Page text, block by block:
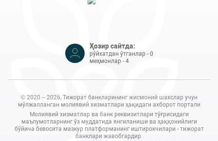
Ҳозир сайтда:
рўйхатдан ўтганлар - 0
меҳмонлар - 4
© 2020 – 2026, Тижорат банкларининг жисмоний шахслар учун
мўлжалланган молиявий хизматлари ҳақидаги ахборот портали
Молиявий хизматлар ва банк реквизитлари тўғрисидаги
маълумотларнинг ўз муддатида янгиланиши ва ҳаққонийлиги
бўйича бевосита мазкур платформанинг иштирокчилари - тижорат
банклари жавобгардир.